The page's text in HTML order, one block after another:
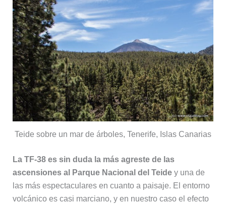
Teide sobre un mar de árboles, Tenerife, Islas Canarias
La TF-38 es sin duda la más agreste de las
ascensiones al Parque Nacional del Teide y una de
las más espectaculares en cuanto a paisaje. El entorno
volcánico es casi marciano, y en nuestro caso el efecto